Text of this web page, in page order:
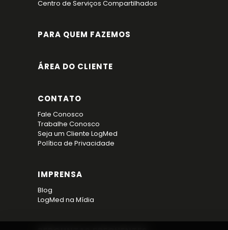
Centro de Serviços Compartilhados
PARA QUEM FAZEMOS
ÁREA DO CLIENTE
CONTATO
Fale Conosco
Trabalhe Conosco
Seja um Cliente LogMed
Política de Privacidade
IMPRENSA
Blog
LogMed na Mídia